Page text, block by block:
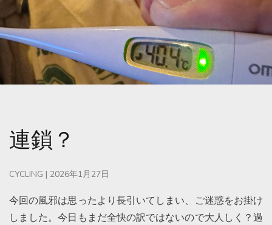
連鎖？
CYCLING | 2026年1月27日
今回の風邪は思ったより長引いてしまい、ご迷惑をお掛け
しました。今日もまだ全快の訳ではないので大人しく？過